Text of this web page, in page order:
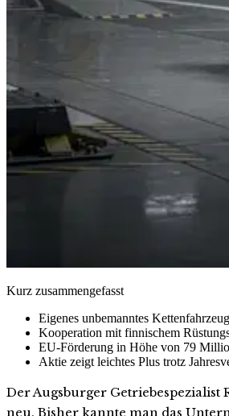
Kurz zusammengefasst
Eigenes unbemanntes
Kooperation mit finnischem
EU-Förderung in Höhe von 79
Aktie zeigt leichtes Plus trotz
Der Augsburger Getriebespezialist
neu. Bisher kannte man das